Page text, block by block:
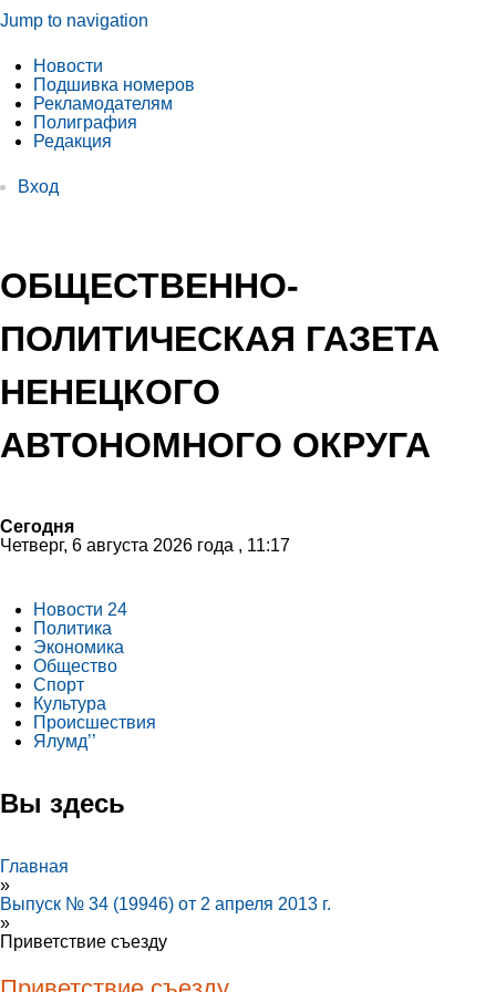
Jump to navigation
Новости
Подшивка номеров
Рекламодателям
Полиграфия
Редакция
Вход
ОБЩЕСТВЕННО-
ПОЛИТИЧЕСКАЯ ГАЗЕТА
НЕНЕЦКОГО
АВТОНОМНОГО ОКРУГА
Сегодня
Четверг, 6 августа 2026 года , 11:17
Новости 24
Политика
Экономика
Общество
Спорт
Культура
Происшествия
Ялумд’’
Вы здесь
Главная
»
Выпуск № 34 (19946) от 2 апреля 2013 г.
»
Приветствие съезду